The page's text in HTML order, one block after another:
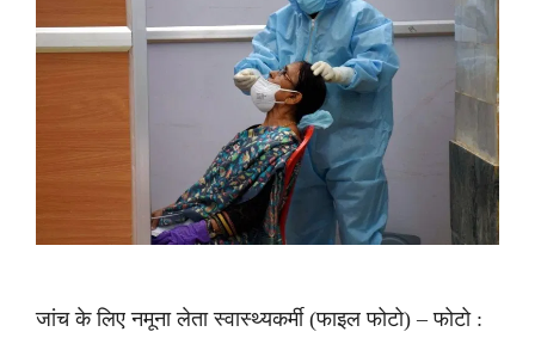
जांच के लिए नमूना लेता स्वास्थ्यकर्मी (फाइल फोटो) – फोटो :